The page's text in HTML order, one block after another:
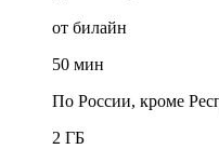
от билайн
50 мин
По России, кроме
2 ГБ